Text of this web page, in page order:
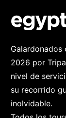
Galardonados
2026 por
nivel de
su recorrido
inolvidable.